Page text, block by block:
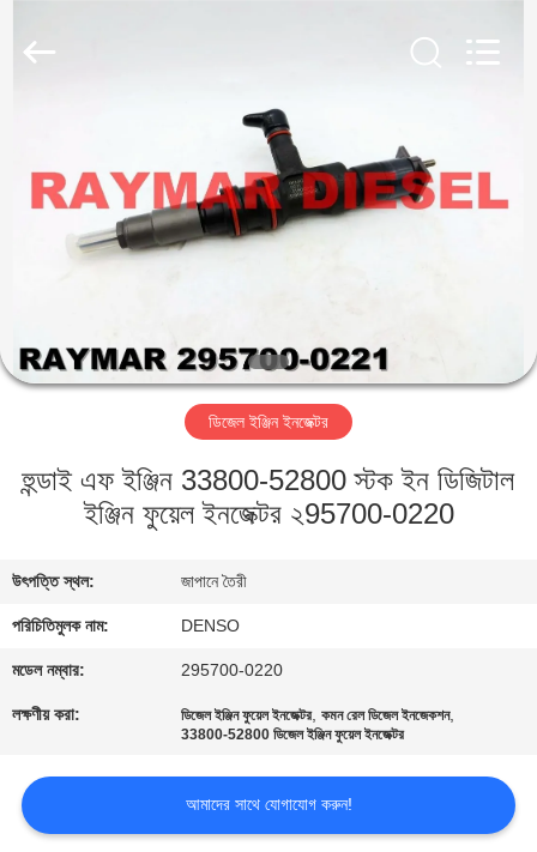
পণ্য
কারখানা
যোগাযোগ
করুন
জন্য
আবেদন
LTD.
ডিজেল ইঞ্জিন ইনজেক্টর
হুন্ডাই এফ ইঞ্জিন 33800-52800 স্টক ইন ডিজিটাল
ইঞ্জিন ফুয়েল ইনজেক্টর ২95700-0220
উৎপত্তি স্থল: জাপানে তৈরী
পরিচিতিমুলক নাম: DENSO
মডেল নম্বার: 295700-0220
লক্ষণীয় করা: ডিজেল ইঞ্জিন ফুয়েল ইনজেক্টর,কমন রেল ডিজেল ইনজেকশন,
33800-52800 ডিজেল ইঞ্জিন ফুয়েল ইনজেক্টর
আমাদের সাথে যোগাযোগ করুন!